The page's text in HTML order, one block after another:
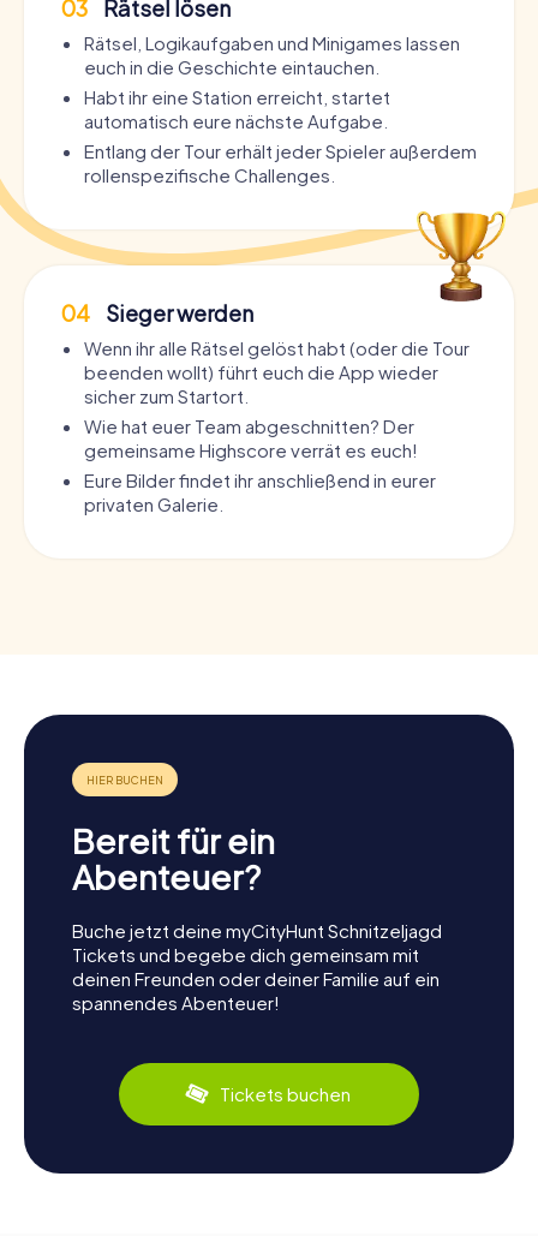
03 Rätsel lösen
Rätsel, Logikaufgaben und Minigames lassen
euch in die Geschichte eintauchen.
Habt ihr eine Station erreicht, startet
automatisch eure nächste Aufgabe.
Entlang der Tour erhält jeder Spieler außerdem
rollenspezifische Challenges.
04 Sieger werden
Wenn ihr alle Rätsel gelöst habt (oder die Tour
beenden wollt) führt euch die App wieder
sicher zum Startort.
Wie hat euer Team abgeschnitten? Der
gemeinsame Highscore verrät es euch!
Eure Bilder findet ihr anschließend in eurer
privaten Galerie.
Bereit für ein
Abenteuer?
Buche jetzt deine myCityHunt Schnitzeljagd
Tickets und begebe dich gemeinsam mit
deinen Freunden oder deiner Familie auf ein
spannendes Abenteuer!
Tickets buchen